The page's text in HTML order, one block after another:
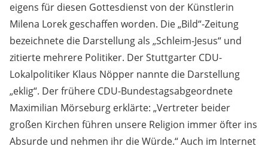
eigens für diesen Gottesdienst von der Künstlerin
Milena Lorek geschaffen worden. Die „Bild“-Zeitung
bezeichnete die Darstellung als „Schleim-Jesus“ und
zitierte mehrere Politiker. Der Stuttgarter CDU-
Lokalpolitiker Klaus Nöpper nannte die Darstellung
„eklig“. Der frühere CDU-Bundestagsabgeordnete
Maximilian Mörseburg erklärte: „Vertreter beider
großen Kirchen führen unsere Religion immer öfter ins
Absurde und nehmen ihr die Würde.“ Auch im Internet